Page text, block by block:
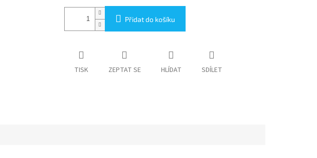
Přidat do košíku
TISK ZEPTAT SE HLÍDAT SDÍLET